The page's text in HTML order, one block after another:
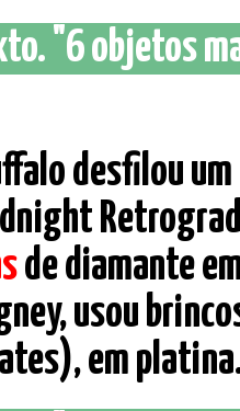
"6 objetos
desfilou
de diamante
usou
em